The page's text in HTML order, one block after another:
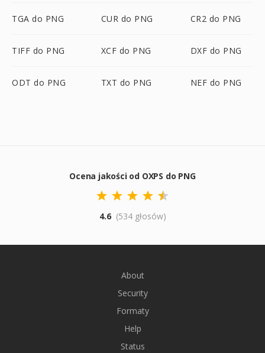
TGA do PNG CUR do PNG CR2 do PNG
TIFF do PNG XCF do PNG DXF do PNG
ODT do PNG TXT do PNG NEF do PNG
Ocena jakości od OXPS do PNG
4.6 (534 głosów)
About
Security
Formaty
Help
Status